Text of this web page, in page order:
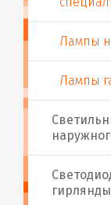
Лампы
Лампы